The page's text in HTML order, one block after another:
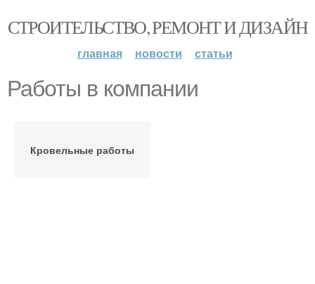
СТРОИТЕЛЬСТВО, РЕМОНТ И ДИЗАЙН
главная новости статьи
Работы в компании
Кровельные работы